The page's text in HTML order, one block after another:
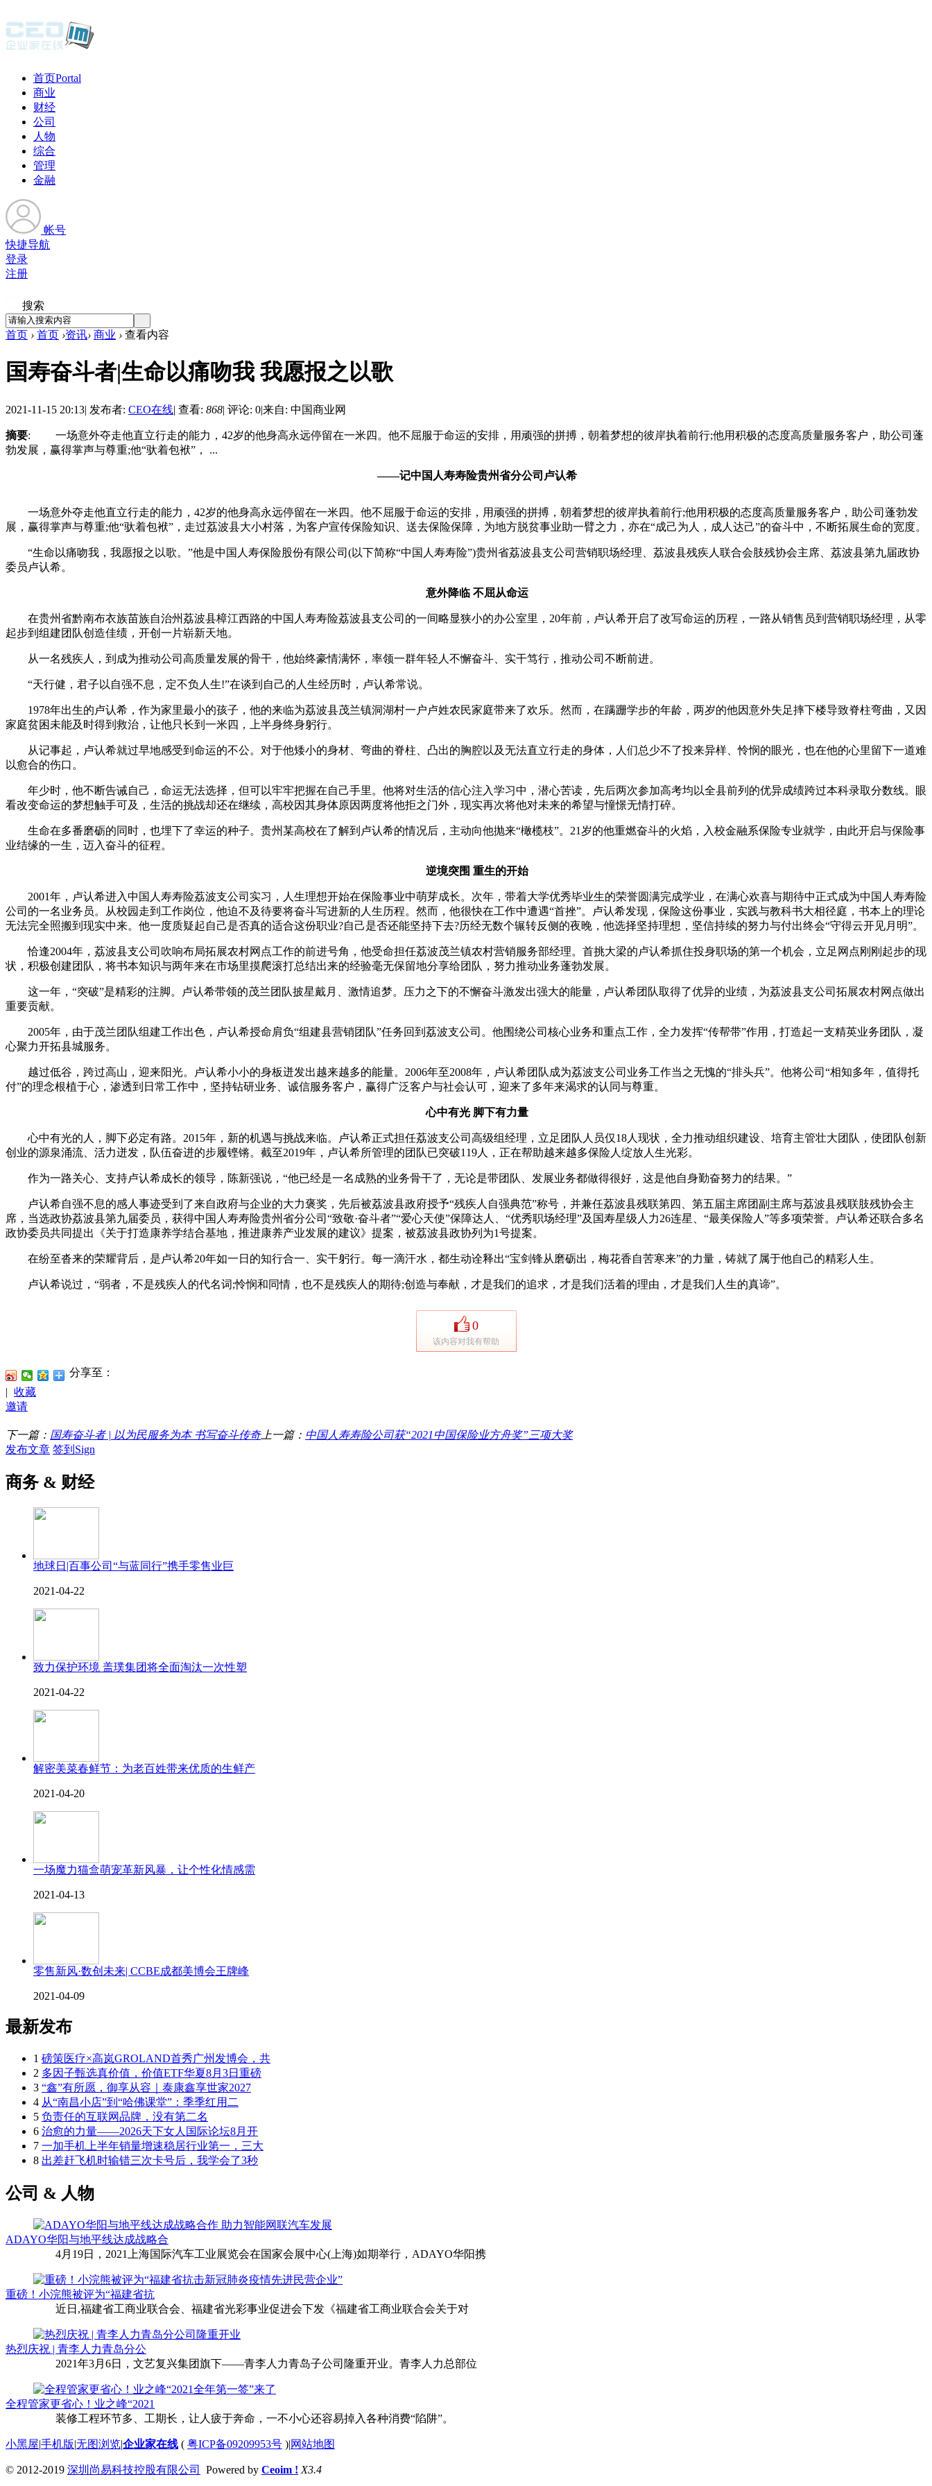
首页Portal
商业
财经
公司
人物
综合
管理
金融
帐号
快捷导航
登录
注册
搜索
首页 › 首页 ›资讯› 商业 › 查看内容
国寿奋斗者|生命以痛吻我 我愿报之以歌
2021-11-15 20:13| 发布者: CEO在线| 查看: 868| 评论: 0|来自: 中国商业网
摘要: 一场意外夺走他直立行走的能力，42岁的他身高永远停留在一米四。他不屈服于命运的安排，用顽强的拼搏，朝着梦想的彼岸执着前行;他用积极的态度高质量服务客户，助公司蓬
勃发展，赢得掌声与尊重;他“驮着包袱”， ...
——记中国人寿寿险贵州省分公司卢认希
一场意外夺走他直立行走的能力，42岁的他身高永远停留在一米四。他不屈服于命运的安排，用顽强的拼搏，朝着梦想的彼岸执着前行;他用积极的态度高质量服务客户，助公司蓬勃发
展，赢得掌声与尊重;他“驮着包袱”，走过荔波县大小村落，为客户宣传保险知识、送去保险保障，为地方脱贫事业助一臂之力，亦在“成己为人，成人达己”的奋斗中，不断拓展生命的宽度。
“生命以痛吻我，我愿报之以歌。”他是中国人寿保险股份有限公司(以下简称“中国人寿寿险”)贵州省荔波县支公司营销职场经理、荔波县残疾人联合会肢残协会主席、荔波县第九届政协
委员卢认希。
意外降临 不屈从命运
在贵州省黔南布衣族苗族自治州荔波县樟江西路的中国人寿寿险荔波县支公司的一间略显狭小的办公室里，20年前，卢认希开启了改写命运的历程，一路从销售员到营销职场经理，从零
起步到组建团队创造佳绩，开创一片崭新天地。
从一名残疾人，到成为推动公司高质量发展的骨干，他始终豪情满怀，率领一群年轻人不懈奋斗、实干笃行，推动公司不断前进。
“天行健，君子以自强不息，定不负人生!”在谈到自己的人生经历时，卢认希常说。
1978年出生的卢认希，作为家里最小的孩子，他的来临为荔波县茂兰镇洞湖村一户卢姓农民家庭带来了欢乐。然而，在蹒跚学步的年龄，两岁的他因意外失足摔下楼导致脊柱弯曲，又因
家庭贫困未能及时得到救治，让他只长到一米四，上半身终身躬行。
从记事起，卢认希就过早地感受到命运的不公。对于他矮小的身材、弯曲的脊柱、凸出的胸腔以及无法直立行走的身体，人们总少不了投来异样、怜悯的眼光，也在他的心里留下一道难
以愈合的伤口。
年少时，他不断告诫自己，命运无法选择，但可以牢牢把握在自己手里。他将对生活的信心注入学习中，潜心苦读，先后两次参加高考均以全县前列的优异成绩跨过本科录取分数线。眼
看改变命运的梦想触手可及，生活的挑战却还在继续，高校因其身体原因两度将他拒之门外，现实再次将他对未来的希望与憧憬无情打碎。
生命在多番磨砺的同时，也埋下了幸运的种子。贵州某高校在了解到卢认希的情况后，主动向他抛来“橄榄枝”。21岁的他重燃奋斗的火焰，入校金融系保险专业就学，由此开启与保险事
业结缘的一生，迈入奋斗的征程。
逆境突围 重生的开始
2001年，卢认希进入中国人寿寿险荔波支公司实习，人生理想开始在保险事业中萌芽成长。次年，带着大学优秀毕业生的荣誉圆满完成学业，在满心欢喜与期待中正式成为中国人寿寿险
公司的一名业务员。从校园走到工作岗位，他迫不及待要将奋斗写进新的人生历程。然而，他很快在工作中遭遇“首挫”。卢认希发现，保险这份事业，实践与教科书大相径庭，书本上的理论
无法完全照搬到现实中来。他一度质疑起自己是否真的适合这份职业?自己是否还能坚持下去?历经无数个辗转反侧的夜晚，他选择坚持理想，坚信持续的努力与付出终会“守得云开见月明”。
恰逢2004年，荔波县支公司吹响布局拓展农村网点工作的前进号角，他受命担任荔波茂兰镇农村营销服务部经理。首挑大梁的卢认希抓住投身职场的第一个机会，立足网点刚刚起步的现
状，积极创建团队，将书本知识与两年来在市场里摸爬滚打总结出来的经验毫无保留地分享给团队，努力推动业务蓬勃发展。
这一年，“突破”是精彩的注脚。卢认希带领的茂兰团队披星戴月、激情追梦。压力之下的不懈奋斗激发出强大的能量，卢认希团队取得了优异的业绩，为荔波县支公司拓展农村网点做出
重要贡献。
2005年，由于茂兰团队组建工作出色，卢认希授命肩负“组建县营销团队”任务回到荔波支公司。他围绕公司核心业务和重点工作，全力发挥“传帮带”作用，打造起一支精英业务团队，凝
心聚力开拓县城服务。
越过低谷，跨过高山，迎来阳光。卢认希小小的身板迸发出越来越多的能量。2006年至2008年，卢认希团队成为荔波支公司业务工作当之无愧的“排头兵”。他将公司“相知多年，值得托
付”的理念根植于心，渗透到日常工作中，坚持钻研业务、诚信服务客户，赢得广泛客户与社会认可，迎来了多年来渴求的认同与尊重。
心中有光 脚下有力量
心中有光的人，脚下必定有路。2015年，新的机遇与挑战来临。卢认希正式担任荔波支公司高级组经理，立足团队人员仅18人现状，全力推动组织建设、培育主管壮大团队，使团队创新
创业的源泉涌流、活力迸发，队伍奋进的步履铿锵。截至2019年，卢认希所管理的团队已突破119人，正在帮助越来越多保险人绽放人生光彩。
作为一路关心、支持卢认希成长的领导，陈新强说，“他已经是一名成熟的业务骨干了，无论是带团队、发展业务都做得很好，这是他自身勤奋努力的结果。”
卢认希自强不息的感人事迹受到了来自政府与企业的大力褒奖，先后被荔波县政府授予“残疾人自强典范”称号，并兼任荔波县残联第四、第五届主席团副主席与荔波县残联肢残协会主
席，当选政协荔波县第九届委员，获得中国人寿寿险贵州省分公司“致敬·奋斗者”“爱心天使”保障达人、“优秀职场经理”及国寿星级人力26连星、“最美保险人”等多项荣誉。卢认希还联合多名
政协委员共同提出《关于打造康养学结合基地，推进康养产业发展的建议》提案，被荔波县政协列为1号提案。
在纷至沓来的荣耀背后，是卢认希20年如一日的知行合一、实干躬行。每一滴汗水，都生动诠释出“宝剑锋从磨砺出，梅花香自苦寒来”的力量，铸就了属于他自己的精彩人生。
卢认希说过，“弱者，不是残疾人的代名词;怜悯和同情，也不是残疾人的期待;创造与奉献，才是我们的追求，才是我们活着的理由，才是我们人生的真谛”。
0
该内容对我有帮助
分享至：
| 收藏
邀请
下一篇： 国寿奋斗者 | 以为民服务为本 书写奋斗传奇上一篇： 中国人寿寿险公司获“2021中国保险业方舟奖”三项大奖
发布文章 签到Sign
商务 & 财经
地球日|百事公司“与蓝同行”携手零售业巨
2021-04-22
致力保护环境 盖璞集团将全面淘汰一次性塑
2021-04-22
解密美菜春鲜节：为老百姓带来优质的生鲜产
2021-04-20
一场魔力猫盒萌宠革新风暴，让个性化情感需
2021-04-13
零售新风·数创未来| CCBE成都美博会王牌峰
2021-04-09
最新发布
1 磅策医疗×高岚GROLAND首秀广州发博会，共
2 多因子甄选真价值，价值ETF华夏8月3日重磅
3 “鑫”有所愿，御享从容｜泰康鑫享世家2027
4 从“南昌小店”到“哈佛课堂”：季季红用二
5 负责任的互联网品牌，没有第二名
6 治愈的力量——2026天下女人国际论坛8月开
7 一加手机上半年销量增速稳居行业第一，三大
8 出差赶飞机时输错三次卡号后，我学会了3秒
公司 & 人物
ADAYO华阳与地平线达成战略合
4月19日，2021上海国际汽车工业展览会在国家会展中心(上海)如期举行，ADAYO华阳携
重磅！小浣熊被评为“福建省抗
近日,福建省工商业联合会、福建省光彩事业促进会下发《福建省工商业联合会关于对
热烈庆祝 | 青李人力青岛分公
2021年3月6日，文艺复兴集团旗下——青李人力青岛子公司隆重开业。青李人力总部位
全程管家更省心！业之峰“2021
装修工程环节多、工期长，让人疲于奔命，一不小心还容易掉入各种消费“陷阱”。
小黑屋|手机版|无图浏览|企业家在线 ( 粤ICP备09209953号 )|网站地图
© 2012-2019 深圳尚易科技控股有限公司 Powered by Ceoim ! X3.4